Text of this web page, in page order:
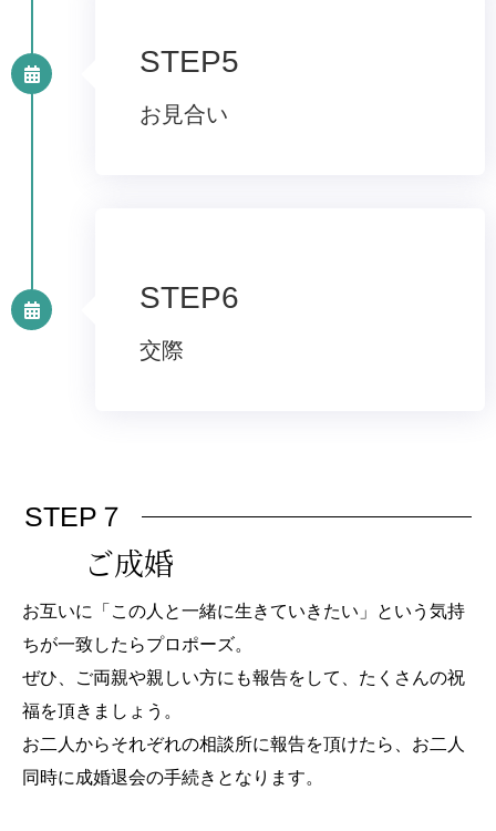
STEP5
お見合い
STEP6
交際
STEP７
ご成婚
お互いに「この人と一緒に生きていきたい」という気持
ちが一致したらプロポーズ。
ぜひ、ご両親や親しい方にも報告をして、たくさんの祝
福を頂きましょう。
お二人からそれぞれの相談所に報告を頂けたら、お二人
同時に成婚退会の手続きとなります。